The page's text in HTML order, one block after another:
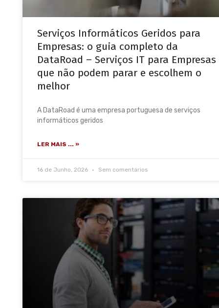
Serviços Informáticos Geridos para
Empresas: o guia completo da
DataRoad – Serviços IT para Empresas
que não podem parar e escolhem o
melhor
A DataRoad é uma empresa portuguesa de serviços
informáticos geridos
LER MAIS ... »
16 de Junho, 2026 Sem comentários